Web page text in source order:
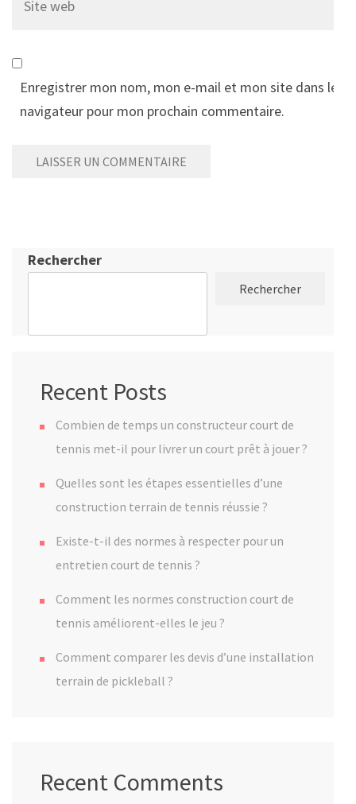
web
Enregistrer mon nom, mon e-mail et mon site dans le
navigateur pour mon prochain commentaire.
Rechercher
Rechercher
Recent Posts
Combien de temps un constructeur court de
tennis met-il pour livrer un court prêt à jouer ?
Quelles sont les étapes essentielles d’une
construction terrain de tennis réussie ?
Existe-t-il des normes à respecter pour un
entretien court de tennis ?
Comment les normes construction court de
tennis améliorent-elles le jeu ?
Comment comparer les devis d’une installation
terrain de pickleball ?
Recent Comments